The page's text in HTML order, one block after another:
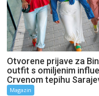
Otvorene prijave za
outfit s omiljenim
Crvenom tepihu
Magazin